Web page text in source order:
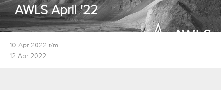
AWLS April '22
10 Apr 2022 t/m
12 Apr 2022